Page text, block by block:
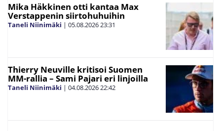
Mika Häkkinen otti kantaa Max
Verstappenin siirtohuhuihin
Taneli Niinimäki | 05.08.202623:31
Thierry Neuville kritisoi Suomen
MM-rallia – Sami Pajari eri linjoilla
Taneli Niinimäki | 04.08.202622:42